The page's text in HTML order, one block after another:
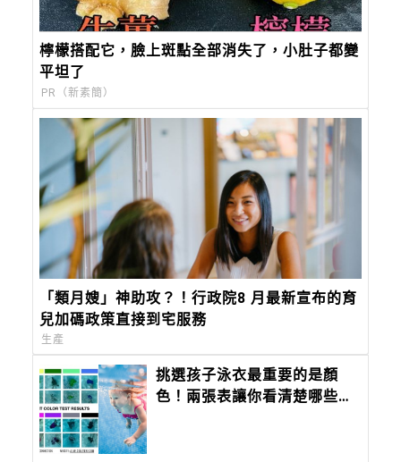
檸檬搭配它，臉上斑點全部消失了，小肚子都變
平坦了
PR（新素簡）
「類月嫂」神助攻？！行政院8 月最新宣布的育
兒加碼政策直接到宅服務
生產
挑選孩子泳衣最重要的是顏
色！兩張表讓你看清楚哪些顏